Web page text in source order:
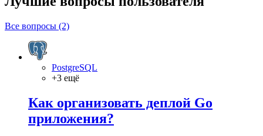
Все вопросы (2)
PostgreSQL
+3 ещё
Как организовать деплой Go
приложения?